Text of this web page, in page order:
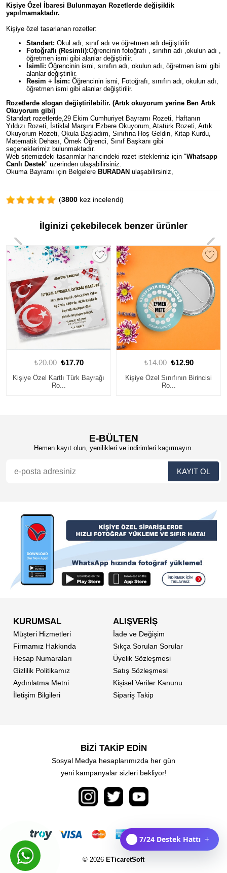
Kişiye Özel İbaresi Bulunmayan Rozetlerde değişiklik
yapılmamaktadır.
Kişiye özel tasarlanan rozetler:
Standart: Okul adı, sınıf adı ve öğretmen adı değiştirilir
Fotoğraflı (Resimli):Öğrencinin fotoğrafı , sınıfın adı ,okulun adı ,
öğretmen ismi gibi alanlar değiştirilir.
İsimli: Öğrencinin ismi, sınıfın adı, okulun adı, öğretmen ismi gibi
alanlar değiştirilir.
Resim + İsim: Öğrencinin ismi, Fotoğrafı, sınıfın adı, okulun adı,
öğretmen ismi gibi alanlar değiştirilir.
Rozetlerde slogan değiştirilebilir. (Artık okuyorum yerine Ben Artık
Okuyorum gibi)
Standart rozetlerde,29 Ekim Cumhuriyet Bayramı Rozeti, Haftanın
Yıldızı Rozeti, İstiklal Marşını Ezbere Okuyorum, Atatürk Rozeti, Artık
Okuyorum Rozeti, Okula Başladım, Sınıfına Hoş Geldin, Kitap Kurdu,
Matematik Dehası, Örnek Öğrenci, Sınıf Başkanı gibi
seçeneklerimiz bulunmaktadır.
Web sitemizdeki tasarımlar haricindeki rozet istekleriniz için "Whatsapp
Canlı Destek" üzerinden ulaşabilirsiniz.
Okuma Bayramı için Belgelere BURADAN ulaşabilirsiniz,
(3800 kez incelendi)
İlginizi çekebilecek benzer ürünler
₺14.00 ₺12.90
Kişiye Özel Sınıfının Birincisi
₺14.00 ₺12.90
Başarı Rozeti 6
E-BÜLTEN
Hemen kayıt olun, yenilikleri ve indirimleri kaçırmayın.
KURUMSAL
Müşteri Hizmetleri
Firmamız Hakkında
Hesap Numaraları
Gizlilik Politikamız
Aydınlatma Metni
İletişim Bilgileri
ALIŞVERİŞ
İade ve Değişim
Sıkça Sorulan Sorular
Üyelik Sözleşmesi
Satış Sözleşmesi
Kişisel Veriler Kanunu
Sipariş Takip
BİZİ TAKİP EDİN
Sosyal Medya hesaplarımızda her gün
yeni kampanyalar sizleri bekliyor!
© 2026 ETicaretSoft
7/24 Destek Hattı +